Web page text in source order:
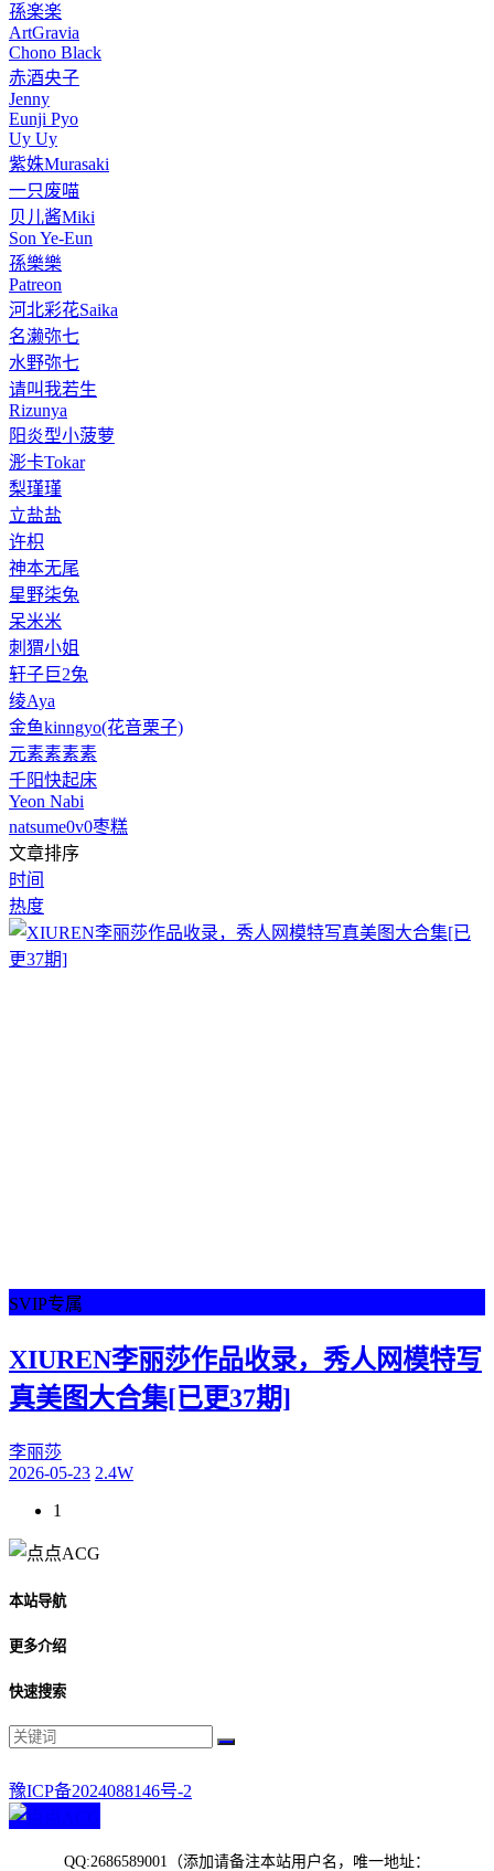
孫楽楽
ArtGravia
Chono Black
赤酒央子
Jenny
Eunji Pyo
Uy Uy
紫姝Murasaki
一只废喵
贝儿酱Miki
Son Ye-Eun
孫樂樂
Patreon
河北彩花Saika
名濑弥七
水野弥七
请叫我若生
Rizunya
阳炎型小菠萝
浵卡Tokar
梨瑾瑾
立盐盐
许枳
神本无尾
星野柒兔
呆米米
刺猬小姐
轩子巨2兔
绫Aya
金鱼kinngyo(花音栗子)
元素素素素
千阳快起床
Yeon Nabi
natsume0v0枣糕
文章排序
时间
热度
SVIP专属
XIUREN李丽莎作品收录，秀人网模特写
真美图大合集[已更37期]
李丽莎
2026-05-23 2.4W
1
本站导航
更多介绍
快速搜索
豫ICP备2024088146号-2
QQ:2686589001（添加请备注本站用户名，唯一地址：